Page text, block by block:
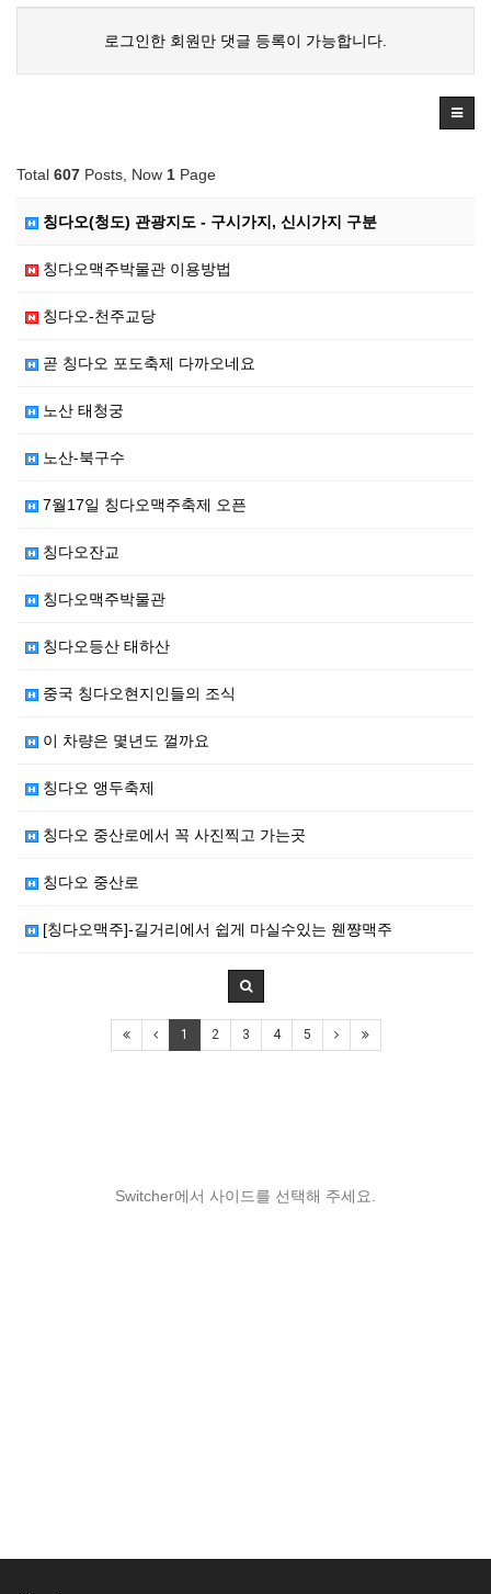
로그인한 회원만 댓글 등록이 가능합니다.
Total 607 Posts, Now 1 Page
칭다오(청도) 관광지도 - 구시가지, 신시가지 구분
칭다오맥주박물관 이용방법
칭다오-천주교당
곧 칭다오 포도축제 다까오네요
노산 태청궁
노산-북구수
7월17일 칭다오맥주축제 오픈
칭다오잔교
칭다오맥주박물관
칭다오등산 태하산
중국 칭다오현지인들의 조식
이 차량은 몇년도 껄까요
칭다오 앵두축제
칭다오 중산로에서 꼭 사진찍고 가는곳
칭다오 중산로
[칭다오맥주]-길거리에서 쉽게 마실수있는 웬쨩맥주
1 2 3 4 5
Switcher에서 사이드를 선택해 주세요.